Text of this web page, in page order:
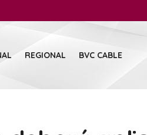
REGIONAL BVC CABLE